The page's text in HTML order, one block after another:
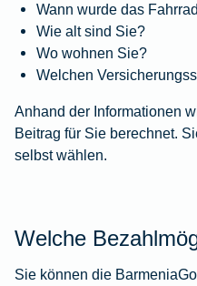
Wann wurde das
Wie alt sind Sie?
Wo wohnen Sie?
Welchen
Anhand der Informationen
Beitrag für Sie berechnet.
selbst wählen.
Welche
Sie können die